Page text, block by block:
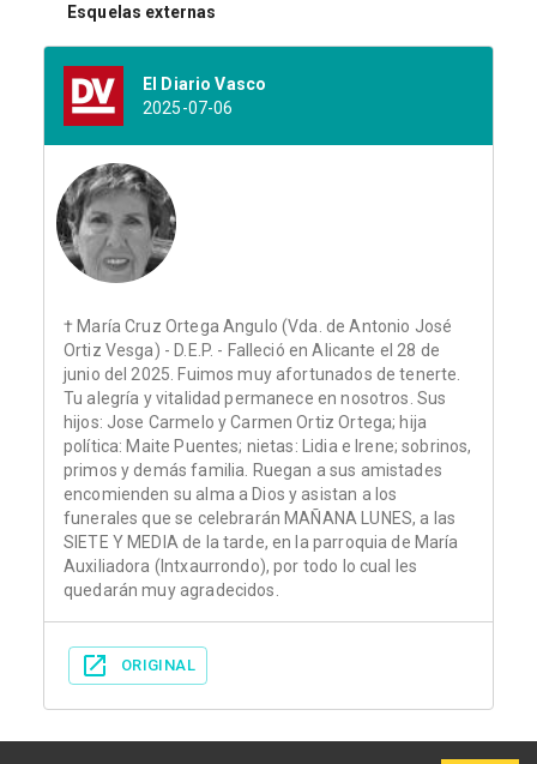
Esquelas externas
El Diario Vasco
2025-07-06
† María Cruz Ortega Angulo (Vda. de Antonio José
Ortiz Vesga) - D.E.P. - Falleció en Alicante el 28 de
junio del 2025. Fuimos muy afortunados de tenerte.
Tu alegría y vitalidad permanece en nosotros. Sus
hijos: Jose Carmelo y Carmen Ortiz Ortega; hija
política: Maite Puentes; nietas: Lidia e Irene; sobrinos,
primos y demás familia. Ruegan a sus amistades
encomienden su alma a Dios y asistan a los
funerales que se celebrarán MAÑANA LUNES, a las
SIETE Y MEDIA de la tarde, en la parroquia de María
Auxiliadora (Intxaurrondo), por todo lo cual les
quedarán muy agradecidos.
ORIGINAL